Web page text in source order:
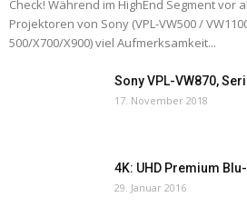
Check! Während im HighEnd Segment vor
Projektoren von Sony (VPL-VW500 /
500/X700/X900) viel Aufmerksamkeit...
Sony VPL-VW870,
17. November 2018
4K: UHD Premium
29. Januar 2016